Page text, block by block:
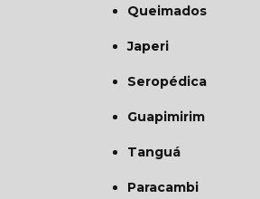
Queimados
Japeri
Seropédica
Guapimirim
Tanguá
Paracambi